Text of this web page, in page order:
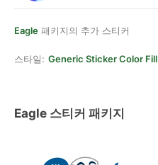
Eagle 패키지의 추가 스티커
스타일: Generic Sticker Color Fill
Eagle 스티커 패키지